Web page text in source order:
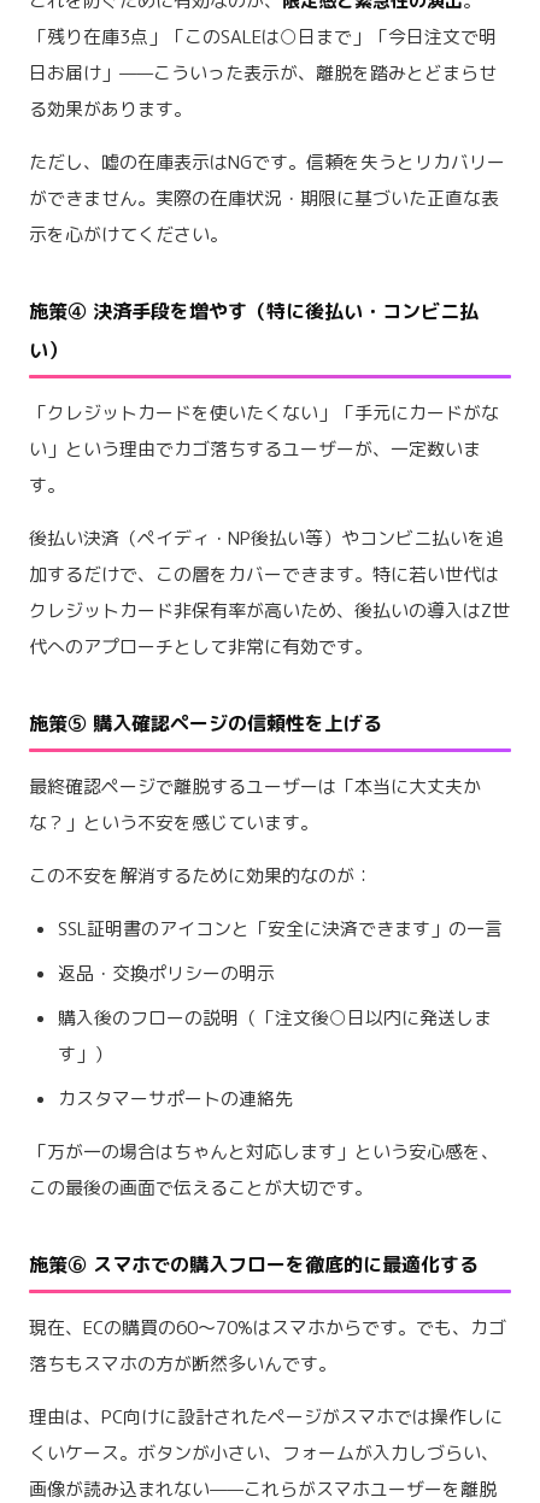
「残り在庫3点」「このSALEは○日まで」「今日注文で明
日お届け」——こういった表示が、離脱を踏みとどまらせ
る効果があります。
ただし、嘘の在庫表示はNGです。信頼を失うとリカバリー
ができません。実際の在庫状況・期限に基づいた正直な表
示を心がけてください。
施策④ 決済手段を増やす（特に後払い・コンビニ払
い）
「クレジットカードを使いたくない」「手元にカードがな
い」という理由でカゴ落ちするユーザーが、一定数いま
す。
後払い決済（ペイディ・NP後払い等）やコンビニ払いを追
加するだけで、この層をカバーできます。特に若い世代は
クレジットカード非保有率が高いため、後払いの導入はZ世
代へのアプローチとして非常に有効です。
施策⑤ 購入確認ページの信頼性を上げる
最終確認ページで離脱するユーザーは「本当に大丈夫か
な？」という不安を感じています。
この不安を解消するために効果的なのが：
SSL証明書のアイコンと「安全に決済できます」の一言
返品・交換ポリシーの明示
購入後のフローの説明（「注文後○日以内に発送しま
す」）
カスタマーサポートの連絡先
「万が一の場合はちゃんと対応します」という安心感を、
この最後の画面で伝えることが大切です。
施策⑥ スマホでの購入フローを徹底的に最適化する
現在、ECの購買の60〜70%はスマホからです。でも、カゴ
落ちもスマホの方が断然多いんです。
理由は、PC向けに設計されたページがスマホでは操作しに
くいケース。ボタンが小さい、フォームが入力しづらい、
画像が読み込まれない——これらがスマホユーザーを離脱